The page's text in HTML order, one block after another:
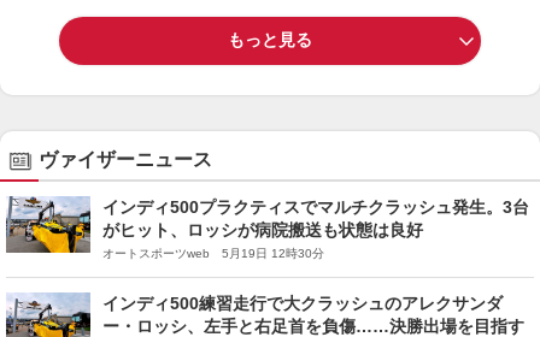
もっと見る
ヴァイザーニュース
インディ500プラクティスでマルチクラッシュ発生。3台
がヒット、ロッシが病院搬送も状態は良好
オートスポーツweb 5月19日 12時30分
インディ500練習走行で大クラッシュのアレクサンダ
ー・ロッシ、左手と右足首を負傷……決勝出場を目指す